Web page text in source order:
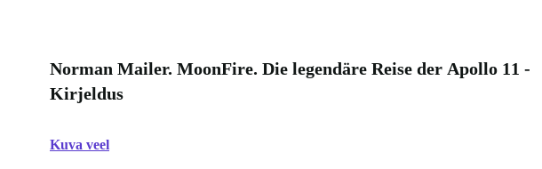
Norman Mailer. MoonFire. Die legendäre Reise der Apollo 11 -
Kirjeldus
Kuva veel